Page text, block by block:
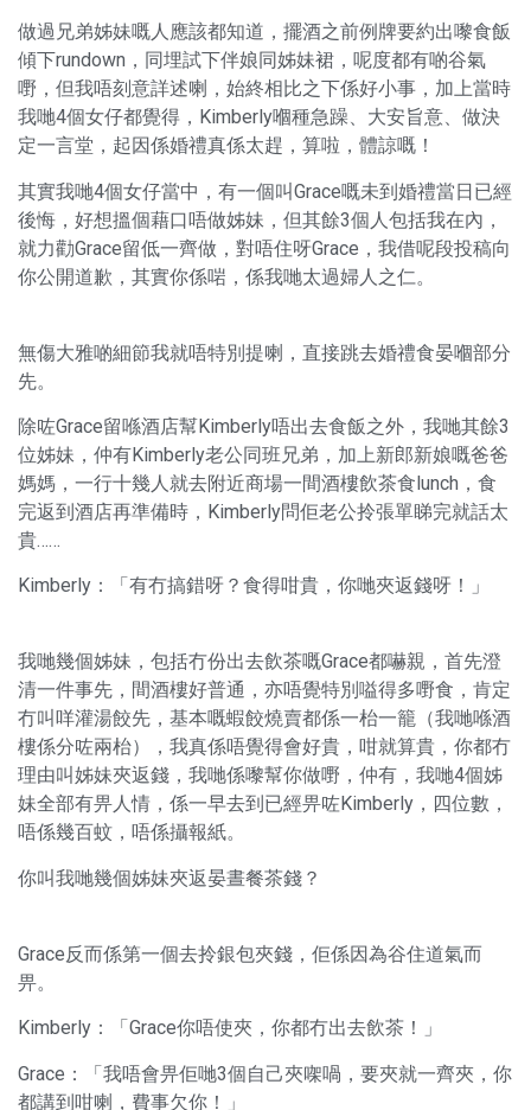
做過兄弟姊妹嘅人應該都知道，擺酒之前例牌要約出嚟食飯
傾下rundown，同埋試下伴娘同姊妹裙，呢度都有啲谷氣
嘢，但我唔刻意詳述喇，始終相比之下係好小事，加上當時
我哋4個女仔都覺得，Kimberly嗰種急躁、大安旨意、做決
定一言堂，起因係婚禮真係太趕，算啦，體諒嘅！
其實我哋4個女仔當中，有一個叫Grace嘅未到婚禮當日已經
後悔，好想搵個藉口唔做姊妹，但其餘3個人包括我在內，
就力勸Grace留低一齊做，對唔住呀Grace，我借呢段投稿向
你公開道歉，其實你係啱，係我哋太過婦人之仁。
無傷大雅啲細節我就唔特別提喇，直接跳去婚禮食晏嗰部分
先。
除咗Grace留喺酒店幫Kimberly唔出去食飯之外，我哋其餘3
位姊妹，仲有Kimberly老公同班兄弟，加上新郎新娘嘅爸爸
媽媽，一行十幾人就去附近商場一間酒樓飲茶食lunch，食
完返到酒店再準備時，Kimberly問佢老公拎張單睇完就話太
貴……
Kimberly：「有冇搞錯呀？食得咁貴，你哋夾返錢呀！」
我哋幾個姊妹，包括冇份出去飲茶嘅Grace都嚇親，首先澄
清一件事先，間酒樓好普通，亦唔覺特別嗌得多嘢食，肯定
冇叫咩灌湯餃先，基本嘅蝦餃燒賣都係一枱一籠（我哋喺酒
樓係分咗兩枱），我真係唔覺得會好貴，咁就算貴，你都冇
理由叫姊妹夾返錢，我哋係嚟幫你做嘢，仲有，我哋4個姊
妹全部有畀人情，係一早去到已經畀咗Kimberly，四位數，
唔係幾百蚊，唔係攝報紙。
你叫我哋幾個姊妹夾返晏晝餐茶錢？
Grace反而係第一個去拎銀包夾錢，佢係因為谷住道氣而
畀。
Kimberly：「Grace你唔使夾，你都冇出去飲茶！」
Grace：「我唔會畀佢哋3個自己夾㗎喎，要夾就一齊夾，你
都講到咁喇，費事欠你！」